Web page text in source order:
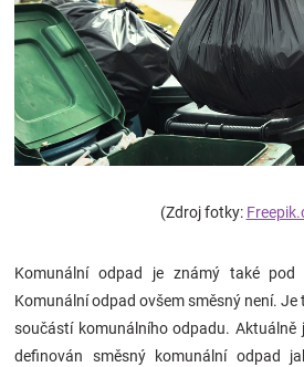
děti
Těhotenské
oblečení
Značky
Blog
(Zdroj fotky:
Komunální odpad je známý také pod
Komunální odpad ovšem směsný není. Je
součástí komunálního odpadu. Aktuálně
definován směsný komunální odpad